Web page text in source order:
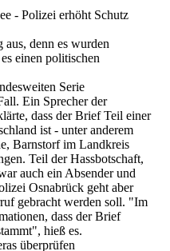
- Polizei erhöht Schutz
denn es wurden
einen politischen
Serie
Ein Sprecher der
dass der Brief Teil einer
ist - unter anderem
Barnstorf im Landkreis
Teil der Hassbotschaft,
auch ein Absender und
Osnabrück geht aber
gebracht werden soll. "Im
dass der Brief
hieß es.
überprüfen